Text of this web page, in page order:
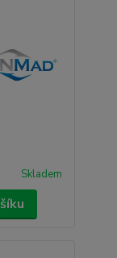
Skladem